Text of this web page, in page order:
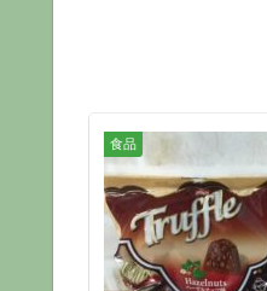
食品